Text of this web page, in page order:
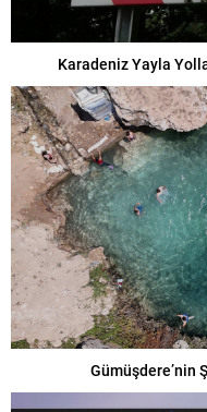
Karadeniz Yayla
Gümüşdere’nin